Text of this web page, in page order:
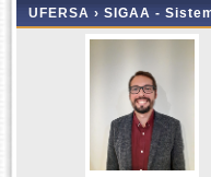
UFERSA › SIGAA -